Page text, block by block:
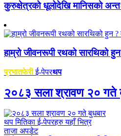
कुरुक्षेत्रको धूलोदेखि मानिसको
हाम्रो जीवनरूपी रथको सारथिको
प्रभातफेरीई-पेपरथप
२०८३ सला श्रावण २० गते
थप मितिका ई-पेपरहरु यहाँ भित्र
ताजा अपडेट